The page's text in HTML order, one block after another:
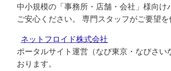
中小規模の「事務所・店舗・会社」様向
ご安心ください。 専門スタッフがご要望を
ネットフロイド株式会社
ポータルサイト運営（なび東京・なびさ
おります。